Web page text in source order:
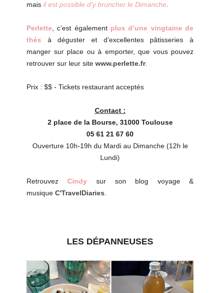
mais il est possible d’y bruncher le Dimanche
Perlette , c’est également plus d’une vingtaine de
thés à déguster et d’excellentes pâtisseries à
manger sur place ou à emporter, que vous pouvez
retrouver sur leur site www.perlette.fr.
Prix : $$ - Tickets restaurant acceptés
Contact :
2 place de la Bourse, 31000 Toulouse
05 61 21 67 60
Ouverture 10h-19h du Mardi au Dimanche (12h le
Lundi)
RetrouvezCindy sur son blog voyage &
musique C'TravelDiaries
LES DÉPANNEUSES